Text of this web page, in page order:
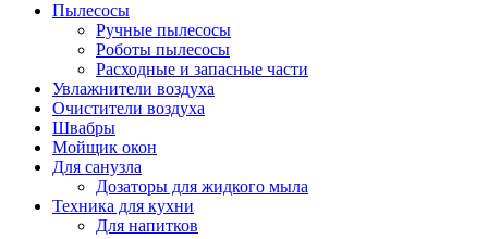
Пылесосы
Ручные пылесосы
Роботы пылесосы
Расходные и запасные части
Увлажнители воздуха
Очистители воздуха
Швабры
Мойщик окон
Для санузла
Дозаторы для жидкого мыла
Техника для кухни
Для напитков